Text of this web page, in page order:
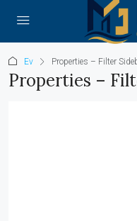
Ev Properties – Filter
Properties –